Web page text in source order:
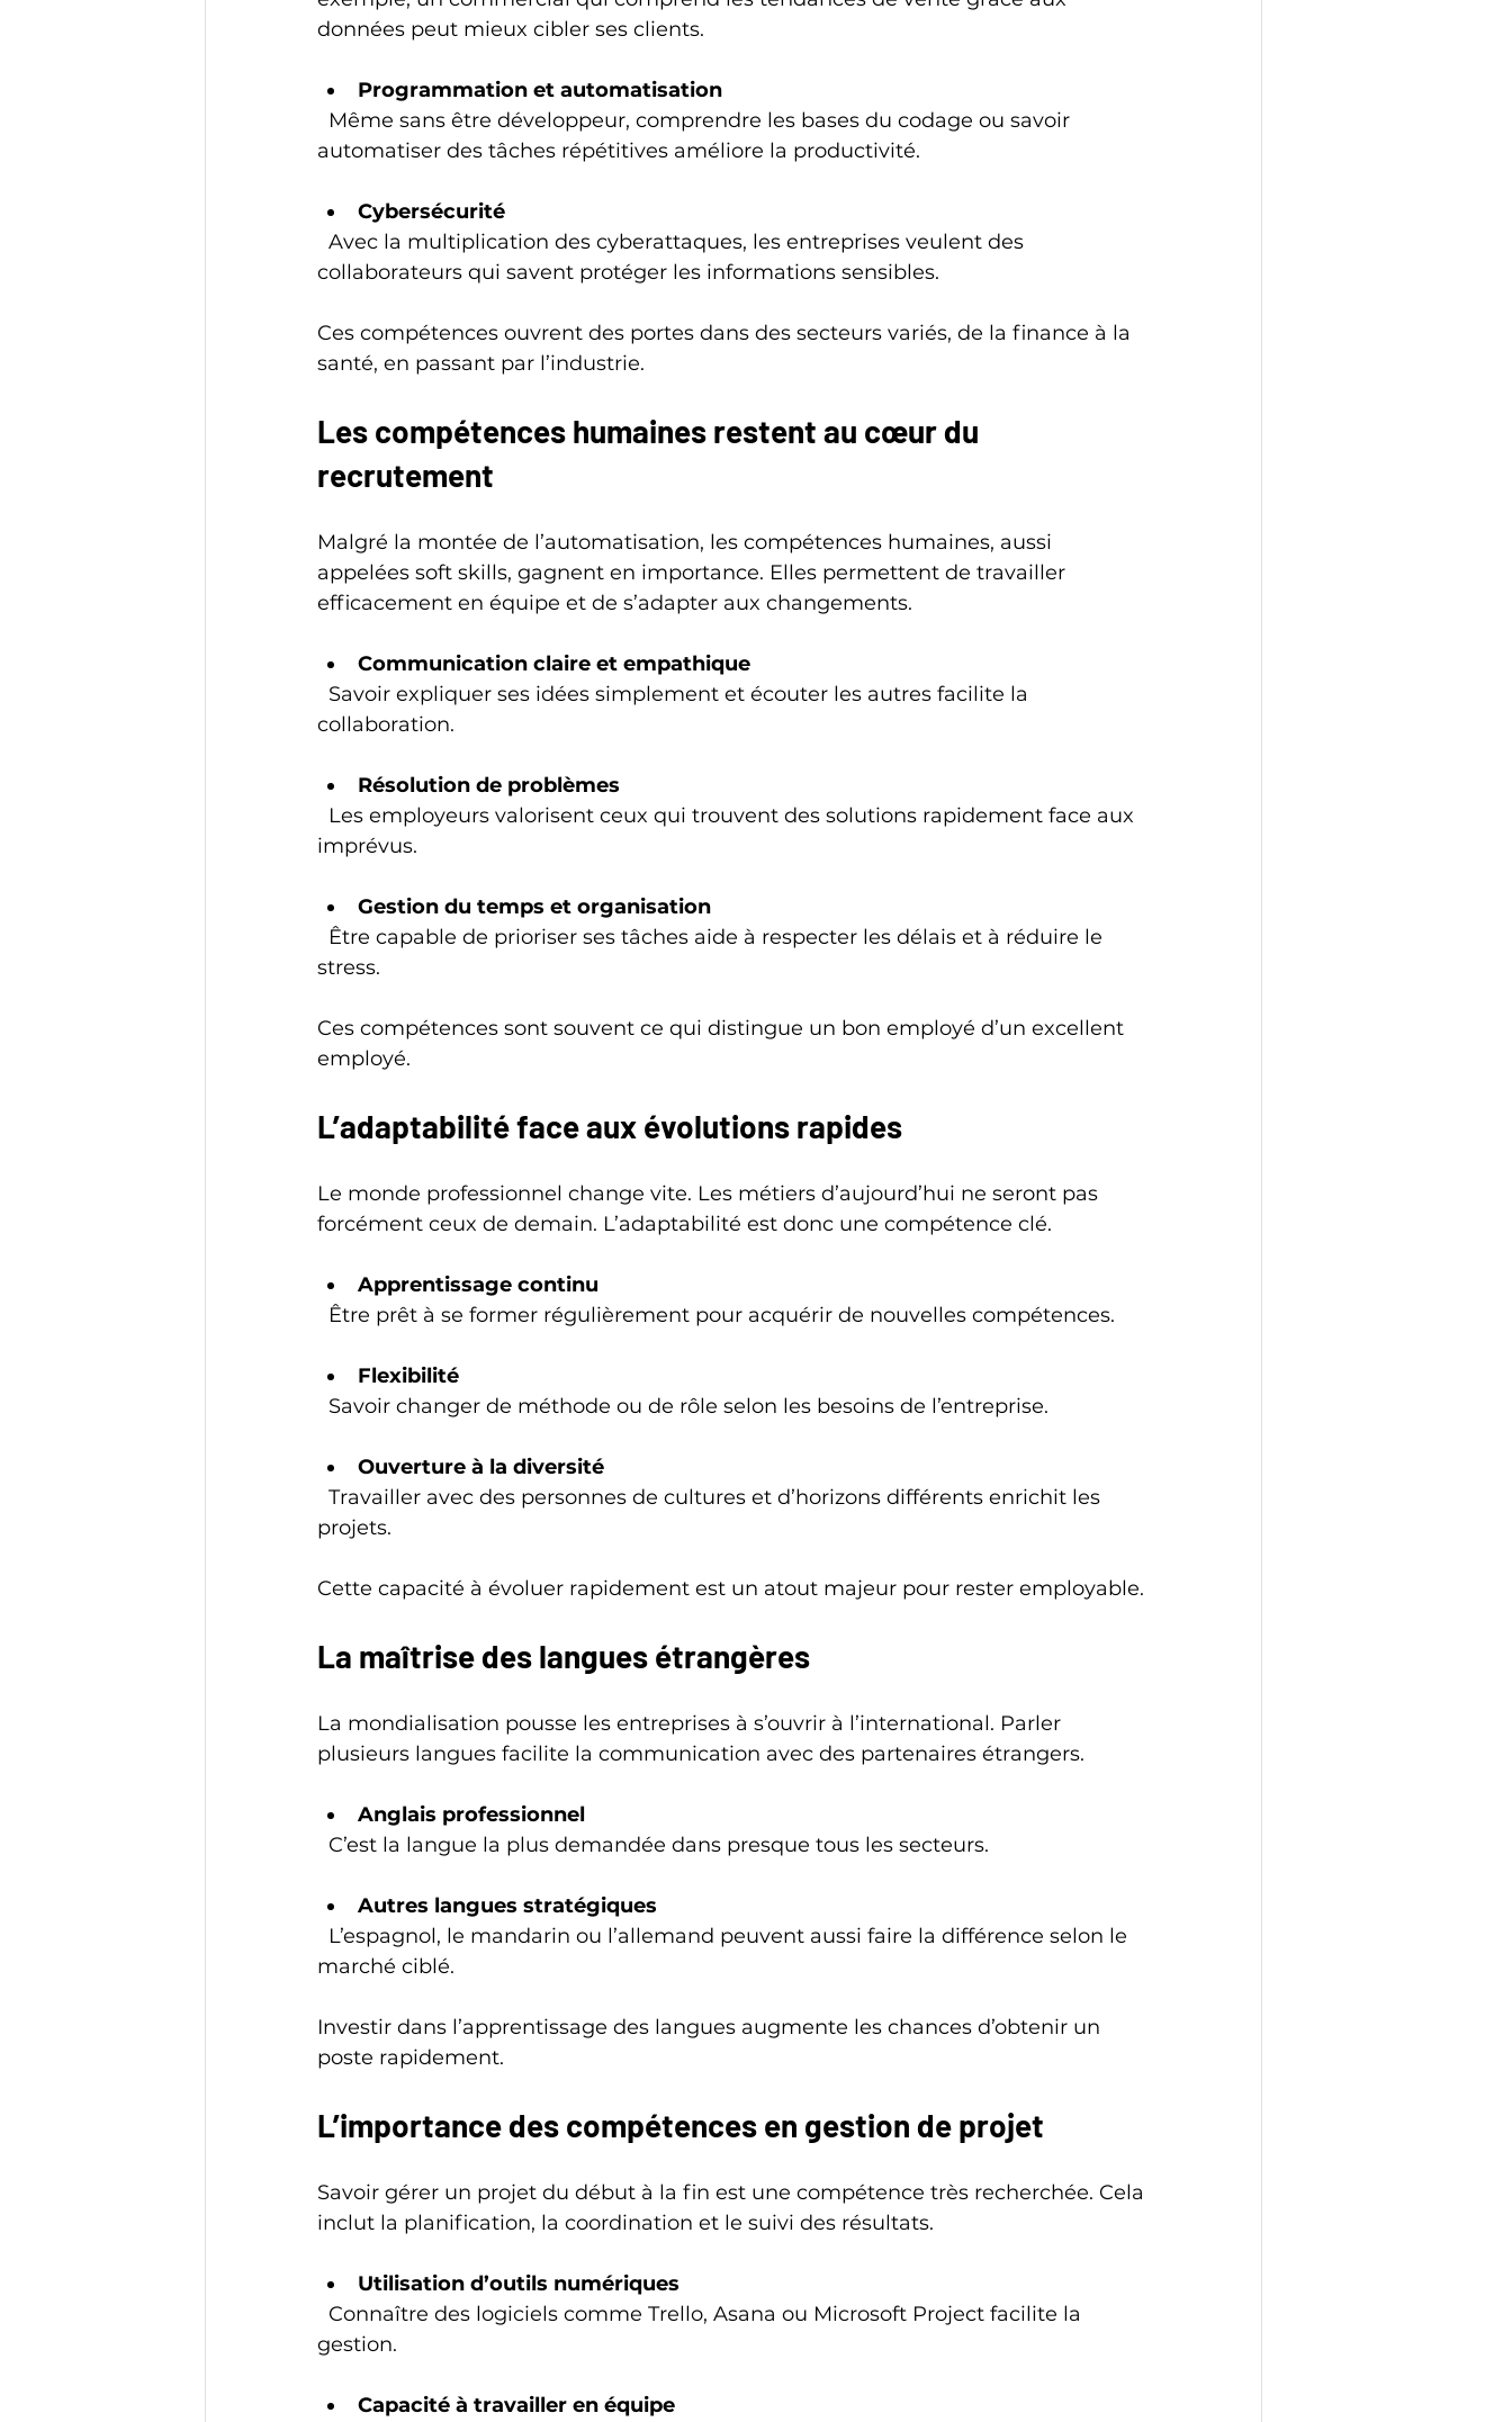
données peut mieux cibler ses clients.
Programmation et automatisation
automatiser des tâches répétitives améliore la productivité.
Cybersécurité
collaborateurs qui savent protéger les informations sensibles.
Ces compétences ouvrent des portes dans des secteurs variés, de la finance à la
santé, en passant par l’industrie.
Les compétences humaines restent au cœur du
recrutement
Malgré la montée de l’automatisation, les compétences humaines, aussi
appelées soft skills, gagnent en importance. Elles permettent de travailler
efficacement en équipe et de s’adapter aux changements.
Communication claire et empathique
collaboration.
Résolution de problèmes
imprévus.
Gestion du temps et organisation
stress.
Ces compétences sont souvent ce qui distingue un bon employé d’un excellent
employé.
L’adaptabilité face aux évolutions rapides
Le monde professionnel change vite. Les métiers d’aujourd’hui ne seront pas
forcément ceux de demain. L’adaptabilité est donc une compétence clé.
Apprentissage continu
  Être prêt à se former régulièrement pour acquérir de nouvelles compétences.
Flexibilité
  Savoir changer de méthode ou de rôle selon les besoins de l’entreprise.
Ouverture à la diversité
projets.
Cette capacité à évoluer rapidement est un atout majeur pour rester employable.
La maîtrise des langues étrangères
La mondialisation pousse les entreprises à s’ouvrir à l’international. Parler
plusieurs langues facilite la communication avec des partenaires étrangers.
Anglais professionnel
  C’est la langue la plus demandée dans presque tous les secteurs.
Autres langues stratégiques
marché ciblé.
Investir dans l’apprentissage des langues augmente les chances d’obtenir un
poste rapidement.
L’importance des compétences en gestion de projet
Savoir gérer un projet du début à la fin est une compétence très recherchée. Cela
inclut la planification, la coordination et le suivi des résultats.
Utilisation d’outils numériques
gestion.
Capacité à travailler en équipe